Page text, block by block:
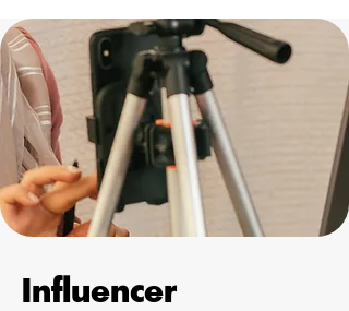
Influencer